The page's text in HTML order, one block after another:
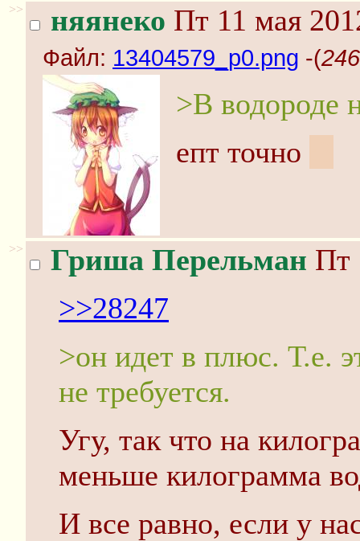
>> няянеко Пт 11 мая
Файл: 13404579_p0.png -(
>В водороде
епт точно
>> Гриша Перельман Пт
>>28247
>он идет в плюс. Т.е.
не требуется.
Угу, так что на
меньше килограмма
И все равно, если у